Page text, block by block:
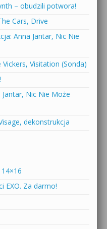
– obudzili potwora!
Cars, Drive
Anna Jantar, Nic Nie
Visitation (Sonda)
Nic Nie Może
dekonstrukcja
EXO. Za darmo!